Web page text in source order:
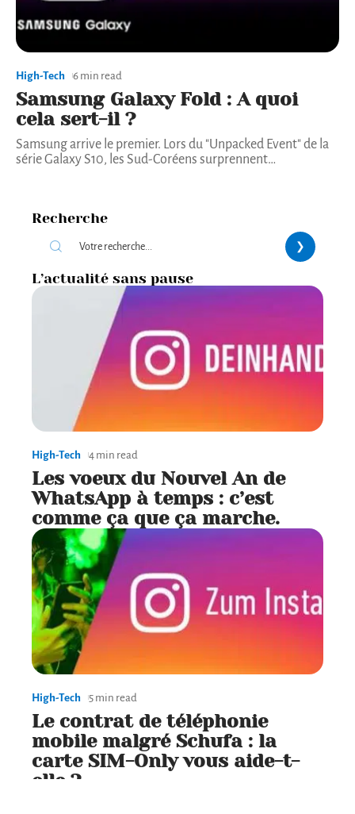
High-Tech 6 min read
Samsung Galaxy Fold : A quoi
cela sert-il ?
Samsung arrive le premier. Lors du "Unpacked Event" de la
série Galaxy S10, les Sud-Coréens surprennent…
Recherche
L’actualité sans pause
High-Tech 4 min read
Les voeux du Nouvel An de
WhatsApp à temps : c’est
comme ça que ça marche.
High-Tech 5 min read
Le contrat de téléphonie
mobile malgré Schufa : la
carte SIM-Only vous aide-t-
elle ?